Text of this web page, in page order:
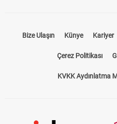
Bize Ulaşın Künye Kariyer
Çerez Politikası
KVKK Aydınlatma